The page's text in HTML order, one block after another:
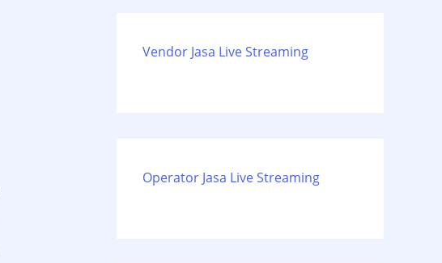
Vendor Jasa Live Streaming
Operator Jasa Live Streaming